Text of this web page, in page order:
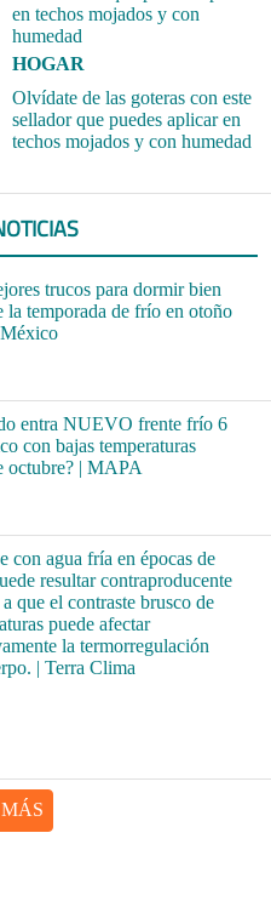
HOGAR
Olvídate de las goteras con este
sellador que puedes aplicar en
techos mojados y con humedad
trucos para dormir bien
la temporada de frío en otoño
entra NUEVO frente frío 6
con bajas temperaturas
octubre? | MAPA
con agua fría en épocas de
resultar contraproducente
que el contraste brusco de
puede afectar
la termorregulación
| Terra Clima